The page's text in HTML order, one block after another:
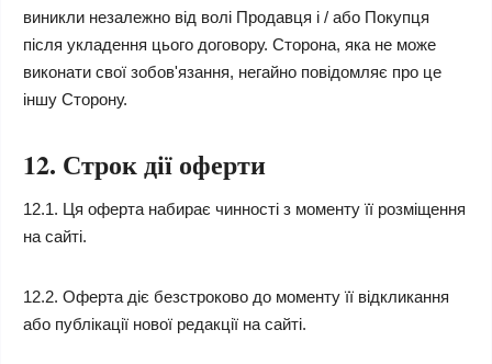
виникли незалежно від волі Продавця і / або Покупця
після укладення цього договору. Сторона, яка не може
виконати свої зобов'язання, негайно повідомляє про це
іншу Сторону.
12. Строк дії оферти
12.1. Ця оферта набирає чинності з моменту її розміщення
на сайті.
12.2. Оферта діє безстроково до моменту її відкликання
або публікації нової редакції на сайті.